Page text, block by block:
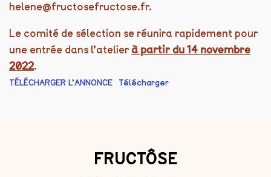
helene@fructosefructose.fr.
Le comité de sélection se réunira rapidement pour
une entrée dans l’atelier à partir du 14 novembre
2022.
TÉLÉCHARGER L’ANNONCE Télécharger
FRUCTÔSE